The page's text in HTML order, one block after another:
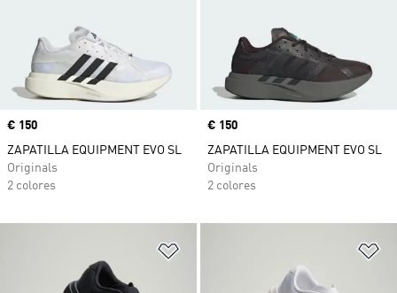
Precio
€ 150
ZAPATILLA EQUIPMENT EVO SL
Originals
2 colores
Precio
€ 150
ZAPATILLA EQUIPMENT EVO SL
Originals
2 colores